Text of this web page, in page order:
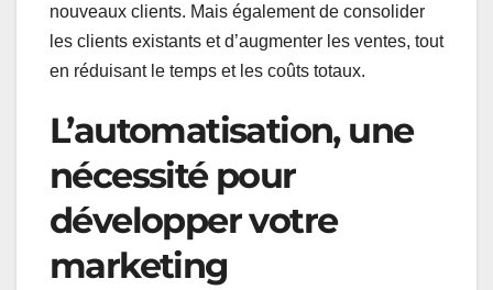
nouveaux clients. Mais également de consolider
les clients existants et d’augmenter les ventes, tout
en réduisant le temps et les coûts totaux.
L’automatisation, une
nécessité pour
développer votre
marketing